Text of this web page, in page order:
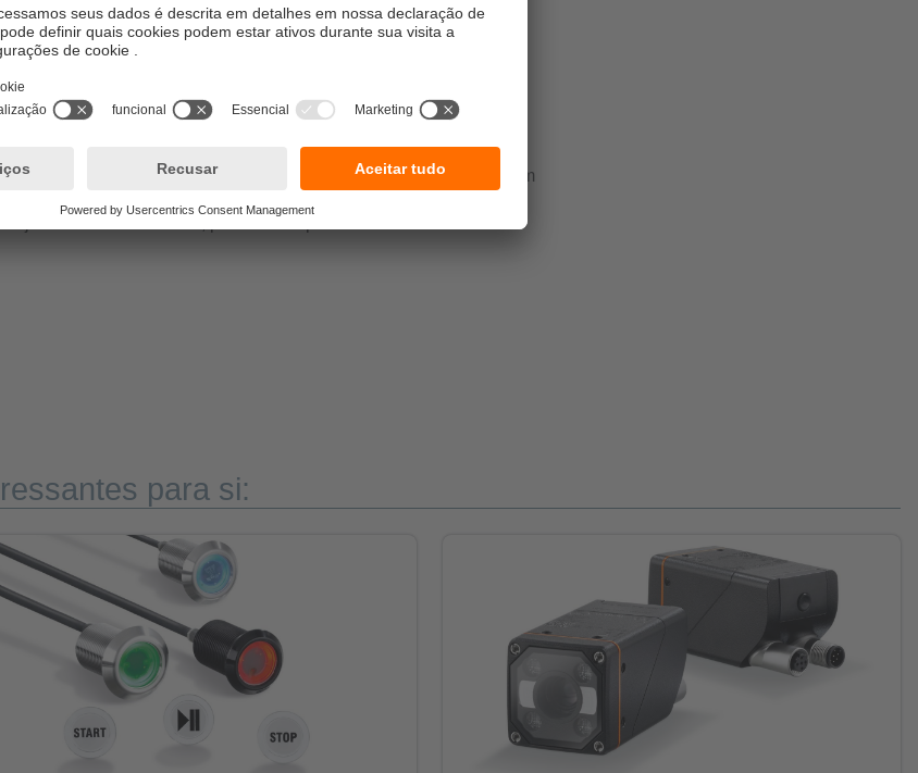
especiais para unidades). Assadeiras que não são preenchidas
Assadeira com enchimento excessivo geram além disso,
sujeira na instalação e até mesmo grande risco de incêndio ao
para os mais diversos processos de fabricação. Seja no
como pão, queijo, massa ou produtos cárneos, como também
de consumo baseados em borrachas, cremes ou ceras, este
ajuda a reduzir resíduos, períodos de parada e reduz custos.
para si: